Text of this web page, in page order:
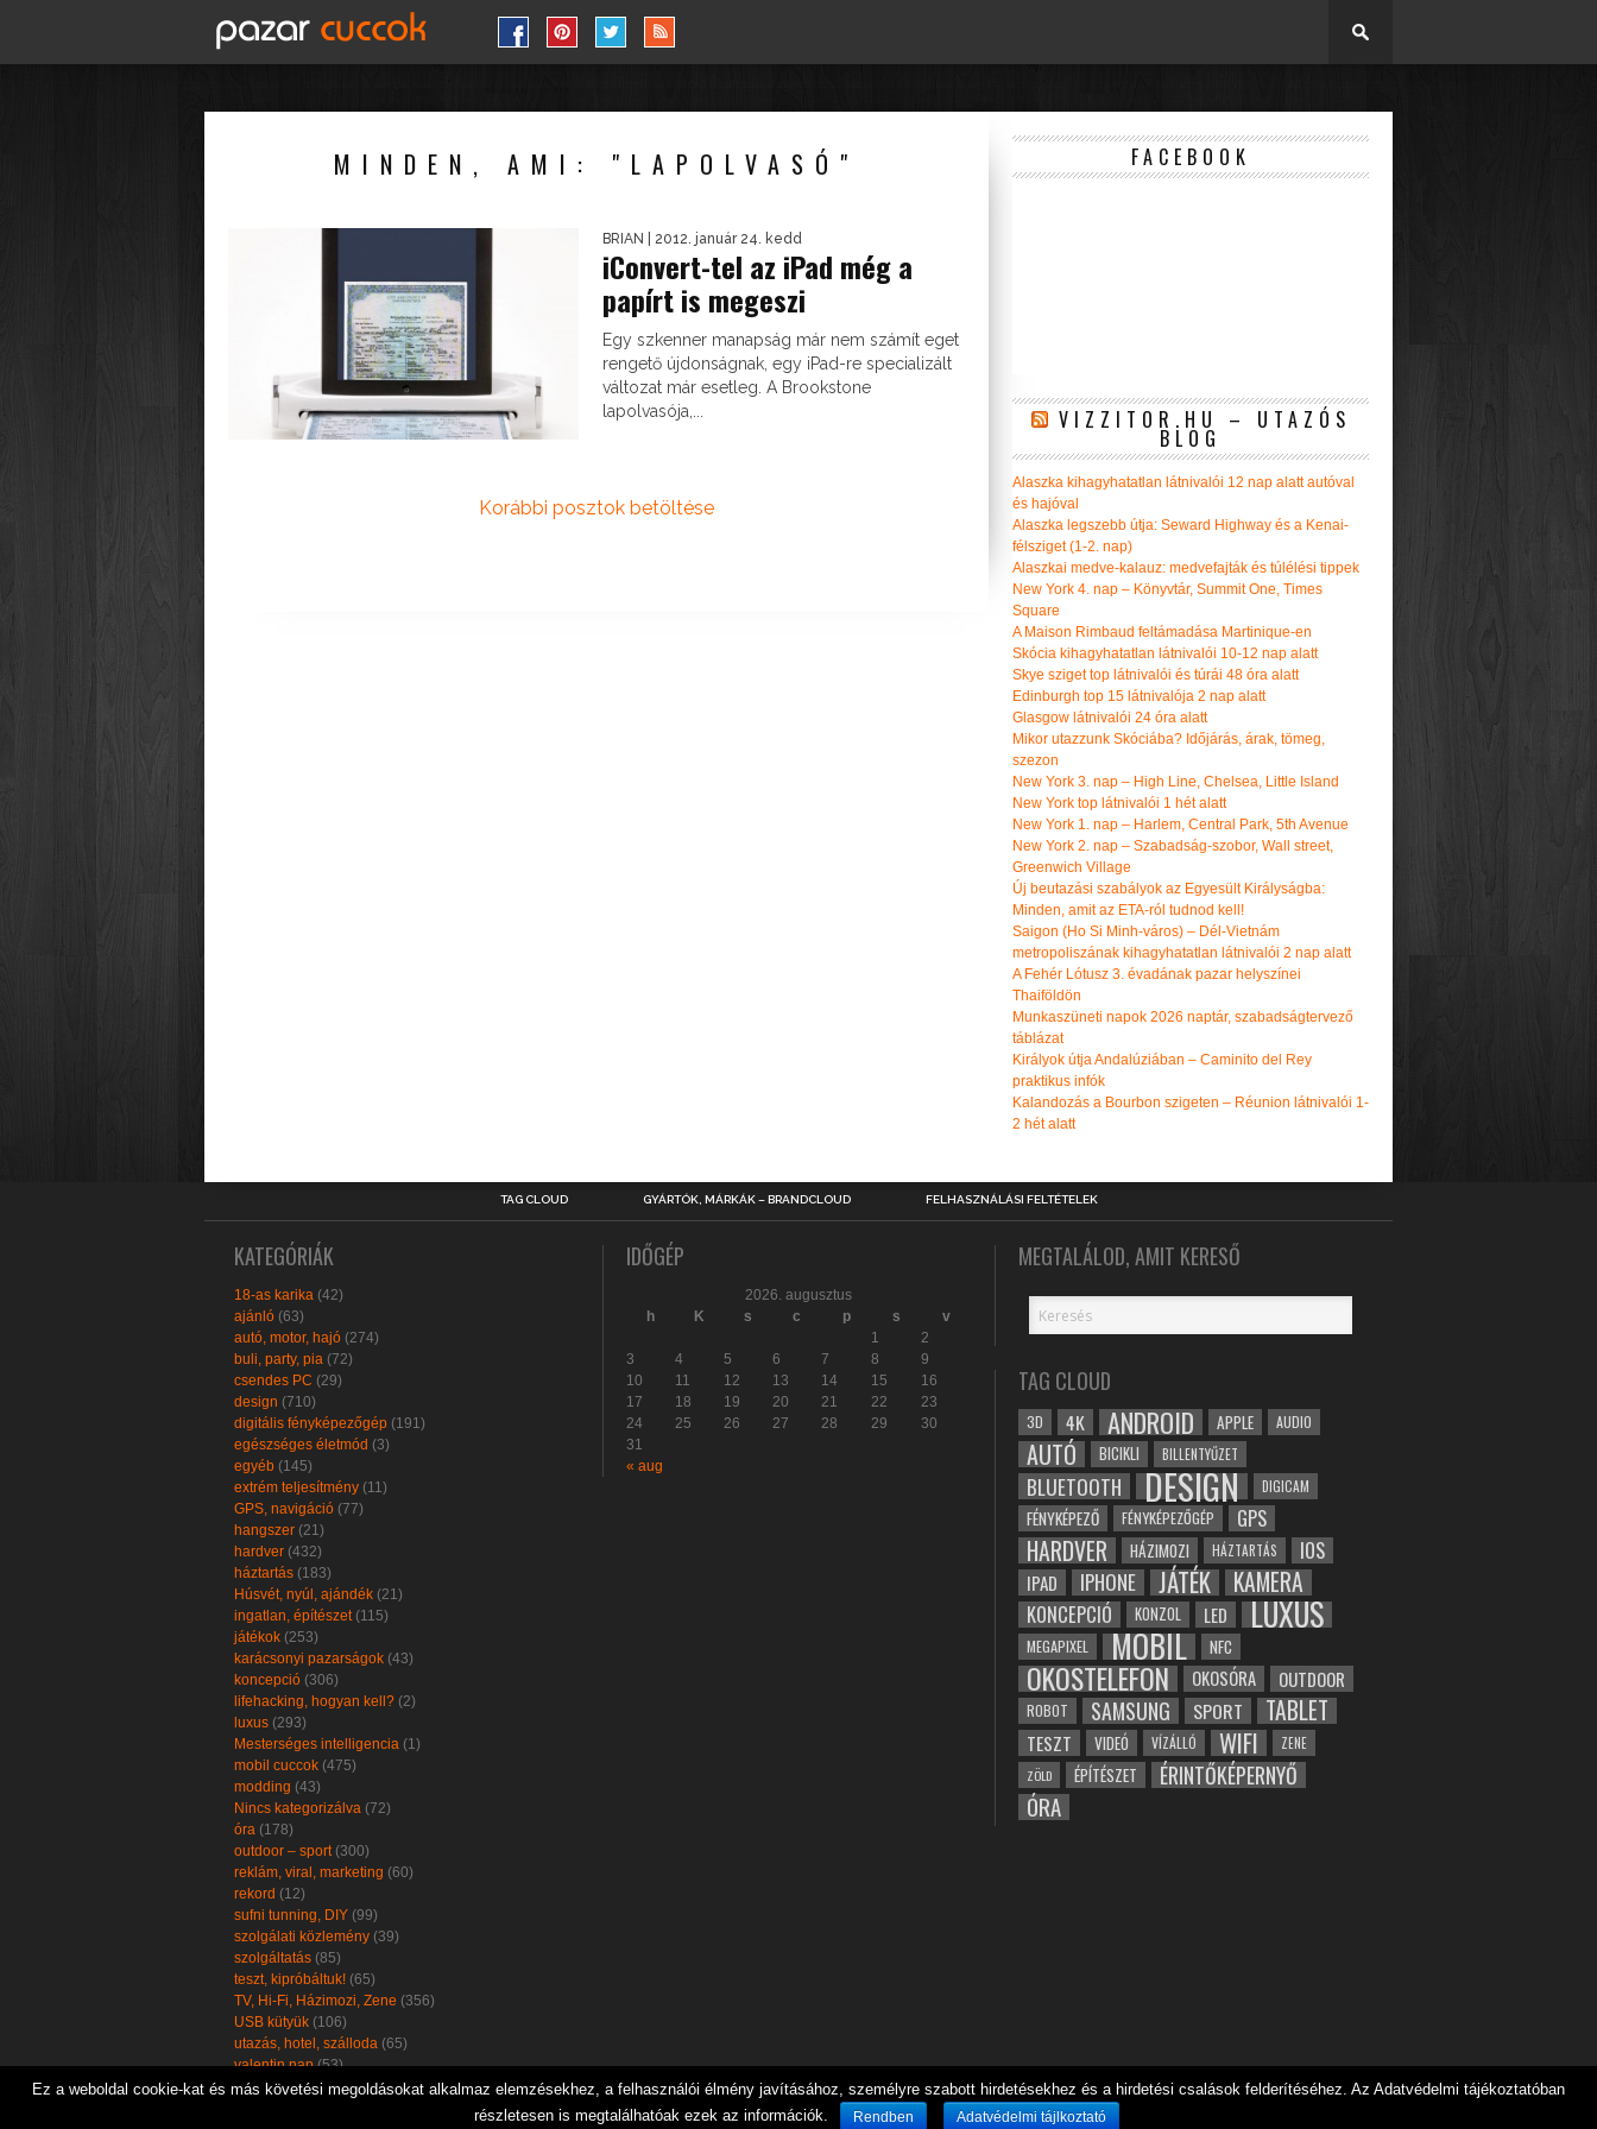
MINDEN, AMI: "LAPOLVASÓ"
BRIAN | 2012. január 24. kedd
iConvert-tel az iPad még a
papírt is megeszi
Egy szkenner manapság már nem számít eget
rengető újdonságnak, egy iPad-re specializált
változat már esetleg. A Brookstone
lapolvasója,...
Korábbi posztok betöltése
FACEBOOK
VIZZITOR.HU – UTAZÓS
BLOG
Alaszka kihagyhatatlan látnivalói 12 nap alatt autóval
és hajóval
Alaszka legszebb útja: Seward Highway és a Kenai-
félsziget (1-2. nap)
Alaszkai medve-kalauz: medvefajták és túlélési tippek
New York 4. nap – Könyvtár, Summit One, Times
Square
A Maison Rimbaud feltámadása Martinique-en
Skócia kihagyhatatlan látnivalói 10-12 nap alatt
Skye sziget top látnivalói és túrái 48 óra alatt
Edinburgh top 15 látnivalója 2 nap alatt
Glasgow látnivalói 24 óra alatt
Mikor utazzunk Skóciába? Időjárás, árak, tömeg,
szezon
New York 3. nap – High Line, Chelsea, Little Island
New York top látnivalói 1 hét alatt
New York 1. nap – Harlem, Central Park, 5th Avenue
New York 2. nap – Szabadság-szobor, Wall street,
Greenwich Village
Új beutazási szabályok az Egyesült Királyságba:
Minden, amit az ETA-ról tudnod kell!
Saigon (Ho Si Minh-város) – Dél-Vietnám
metropoliszának kihagyhatatlan látnivalói 2 nap alatt
A Fehér Lótusz 3. évadának pazar helyszínei
Thaiföldön
Munkaszüneti napok 2026 naptár, szabadságtervező
táblázat
Királyok útja Andalúziában – Caminito del Rey
praktikus infók
Kalandozás a Bourbon szigeten – Réunion látnivalói 1-
2 hét alatt
TAG CLOUD GYÁRTÓK, MÁRKÁK – BRANDCLOUD FELHASZNÁLÁSI FELTÉTELEK
KATEGÓRIÁK
18-as karika (42)
ajánló (63)
autó, motor, hajó (274)
buli, party, pia (72)
csendes PC (29)
design (710)
digitális fényképezőgép (191)
egészséges életmód (3)
egyéb (145)
extrém teljesítmény (11)
GPS, navigáció (77)
hangszer (21)
hardver (432)
háztartás (183)
Húsvét, nyúl, ajándék (21)
ingatlan, építészet(115)
játékok (253)
karácsonyi pazarságok (43)
koncepció (306)
lifehacking, hogyan kell? (2)
luxus (293)
Mesterséges intelligencia (1)
mobil cuccok (475)
modding (43)
Nincs kategorizálva (72)
óra (178)
outdoor – sport(300)
reklám, viral, marketing (60)
rekord (12)
sufni tunning, DIY (99)
szolgálati közlemény (39)
szolgáltatás (85)
teszt, kipróbáltuk! (65)
TV, Hi-Fi, Házimozi, Zene (356)
USB kütyük (106)
utazás, hotel, szálloda (65)
valentin nap(53)
zöld, öko, környezetbarát(102)
IDŐGÉP
2026. augusztus
h
K s c p s
v
1
2
3
4 5 6 7 8
9
10
11 12 13 14 15
16
17
18 19 20 21 22
23
24
25 26 27 28 29
30
31
« aug
MEGTALÁLOD, AMIT KERESŐ
TAG CLOUD
3D 4K ANDROID APPLE AUDIO
AUTÓ BICIKLI BILLENTYŰZET
BLUETOOTH DESIGN DIGICAM
FÉNYKÉPEZŐ FÉNYKÉPEZŐGÉP GPS
HARDVER HÁZIMOZI HÁZTARTÁS IOS
IPAD IPHONE JÁTÉK KAMERA
KONCEPCIÓ KONZOL LED LUXUS
MEGAPIXEL MOBIL NFC
OKOSTELEFON OKOSÓRA OUTDOOR
ROBOT SAMSUNG SPORT TABLET
TESZT VIDEÓ VÍZÁLLÓ WIFI
ZENE
ZÖLD
ÉPÍTÉSZET ÉRINTŐKÉPERNYŐ
ÓRA
Ez a weboldal cookie-kat és más követési megoldásokat alkalmaz elemzésekhez, a felhasználói élmény javításához, személyre szabott hirdetésekhez és a hirdetési csalások felderítéséhez. Az Adatvédelmi tájékoztatóban
részletesen is megtalálhatóak ezek az információk.
Rendben Adatvédelmi tájlkoztató